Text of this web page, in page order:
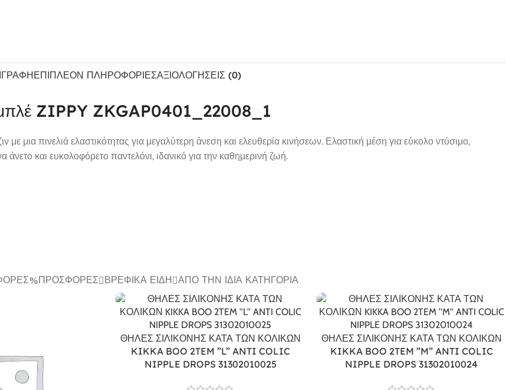
ΕΠΙΠΛΈΟΝ ΠΛΗΡΟΦΟΡΊΕΣΑΞΙΟΛΟΓΉΣΕΙΣ (0)
μπλέ ZIPPY ZKGAP0401_22008_1
μια πινελιά ελαστικότητας για μεγαλύτερη άνεση και ελευθερία κινήσεων. Ελαστική μέση για εύκολο ντύσιμο,
και ευκολοφόρετο παντελόνι, ιδανικό για την καθημερινή ζωή.
ΠΡΟΣΦΟΡΈΣ ΒΡΕΦΙΚΆ ΕΊΔΗ ΑΠΌ ΤΗΝ ΊΔΙΑ ΚΑΤΗΓΟΡΊΑ
ΘΗΛΕΣ ΣΙΛΙΚΟΝΗΣ ΚΑΤΑ ΤΩΝ ΚΟΛΙΚΩΝ
KIKKA BOO 2TEM ”L” ANTI COLIC
NIPPLE DROPS 31302010025
ΘΗΛΕΣ ΣΙΛΙΚΟΝΗΣ ΚΑΤΑ ΤΩΝ ΚΟΛΙΚΩΝ
KIKKA BOO 2TEM ”M” ANTI COLIC
NIPPLE DROPS 31302010024